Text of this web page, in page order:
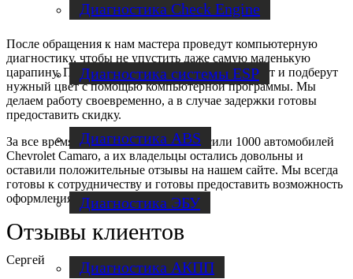
Диагностика Check Engine
Диагностика системы ESP
Диагностика ABS
Диагностика ЭБУ
Диагностика АКПП
После обращения к нам мастера проведут компьютерную
диагностику, чтобы не упустить даже самую маленькую
царапину. После озвучат точную стоимость работ и подберут
нужный цвет с помощью компьютерной программы. Мы
делаем работу своевременно, а в случае задержки готовы
предоставить скидку.
За все время своей работы, мы покрасили 1000 автомобилей
Chevrolet Camaro, а их владельцы остались довольны и
оставили положительные отзывы на нашем сайте. Мы всегда
готовы к сотрудничеству и готовы предоставить возможность
оформления рассрочки или кредита.
Отзывы клиентов
Сергей